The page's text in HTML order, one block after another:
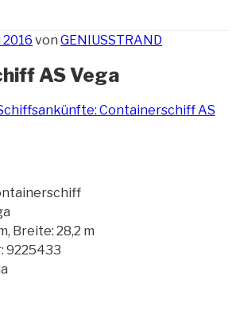
2016 von GENIUSSTRAND
AS Vega
Breite: 28,2 m
9225433